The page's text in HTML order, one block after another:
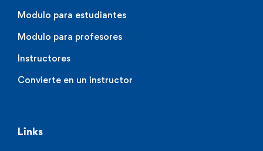
Modulo para estudiantes
Modulo para profesores
Instructores
Convierte en un instructor
Links